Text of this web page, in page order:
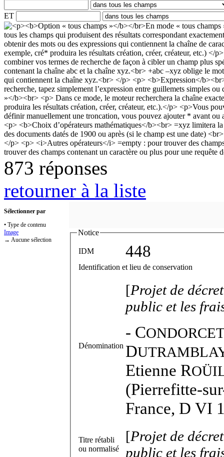
ET
873 réponses
retourner à la liste
Sélectionner par
• Type de contenu
Image
→ Aucune sélection
Notice
IDM 448
Identification et lieu de conservation
Dénomination
[Projet de
public et les
- C
D
Etienne R
(Pierrefitte-
France, D VI
Titre rétabli
ou normalisé
[Projet de
public et les